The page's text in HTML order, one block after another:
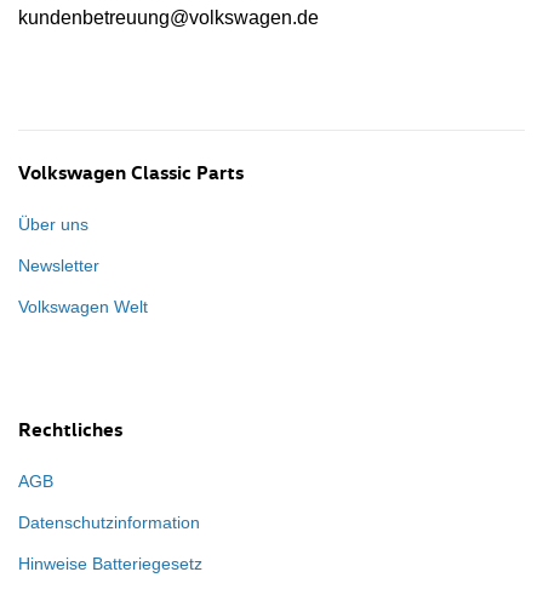
kundenbetreuung@volkswagen.de
Volkswagen Classic Parts
Über uns
Newsletter
Volkswagen Welt
Rechtliches
AGB
Datenschutzinformation
Hinweise Batteriegesetz